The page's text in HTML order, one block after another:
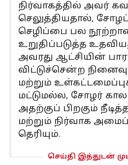
நிர்வாகத்தில் அவர்
செலுத்தியதால்,
செழிப்பை பல
உறுதிப்படுத்த
அவரது ஆட்சியின்
விட்டுச்சென்ற
மற்றும்
மட்டுமல்ல, சோழர்
அதற்குப் பிறகும்
மற்றும் நிர்வாக
தெரியும்.
செய்தி இத்துடன்